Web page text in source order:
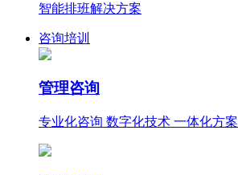
智能排班解决方案
咨询培训
管理咨询
专业化咨询 数字化技术 一体化方案